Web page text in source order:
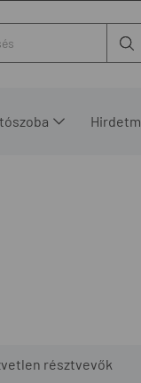
résztvevők